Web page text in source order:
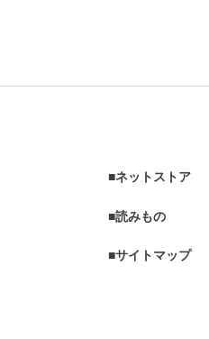
ネットストア
読みもの
サイトマップ